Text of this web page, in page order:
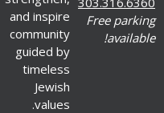
Free parking
available!
and inspire
community
guided by
timeless
Jewish
values.